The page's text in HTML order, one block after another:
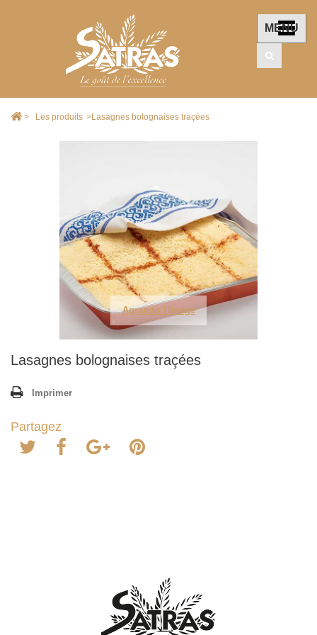
MENU
> Les produits >Lasagnes bolognaises traçées
Agrandir l'image
Lasagnes bolognaises traçées
Imprimer
Partagez